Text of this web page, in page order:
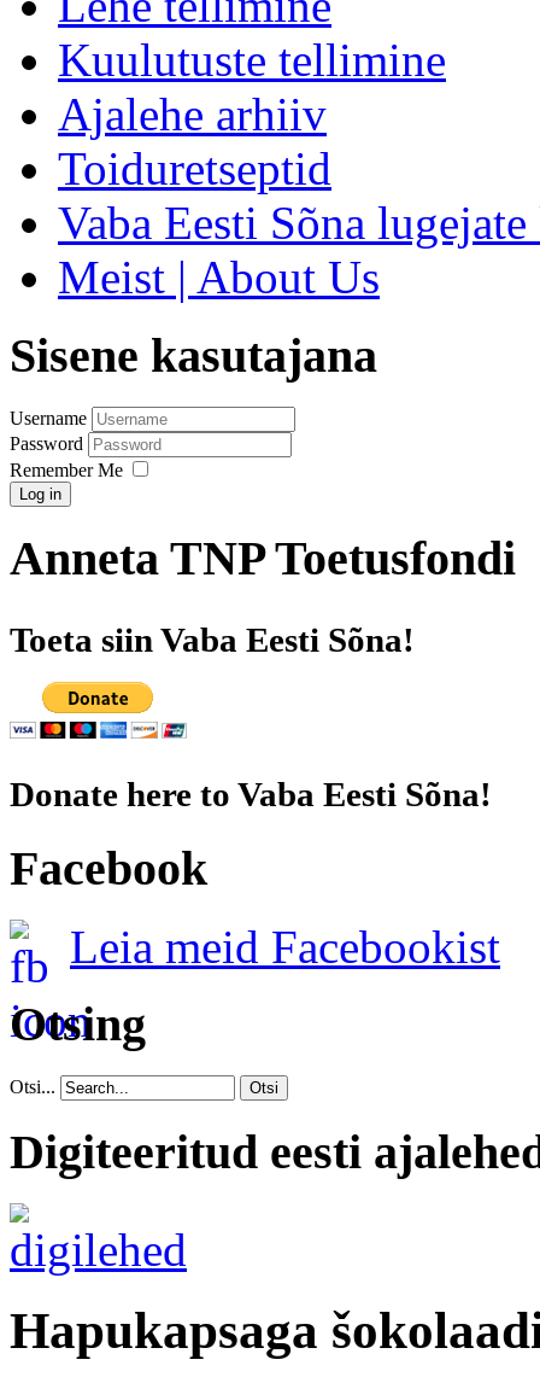
Kuulutuste tellimine
Ajalehe arhiiv
Toiduretseptid
Vaba Eesti Sõna
Meist | About Us
Sisene kasutajana
Username
Password
Remember Me
Log in
Anneta TNP Toetusfondi
Toeta siin Vaba Eesti Sõna!
Donate here to Vaba Eesti Sõna!
Facebook
Leia meid Facebookist
Otsing
Otsi... Otsi
Digiteeritud eesti
Hapukapsaga